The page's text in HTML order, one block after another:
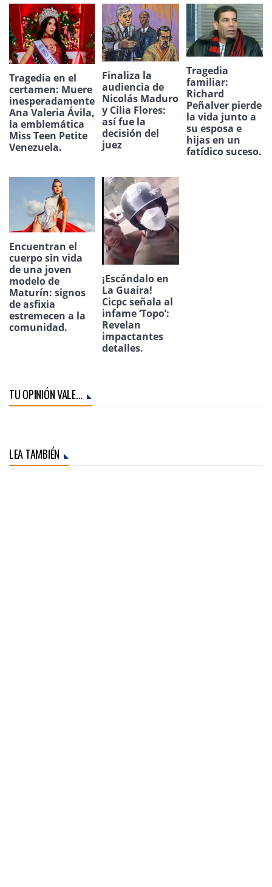
Tragedia en el
certamen: Muere
inesperadamente
Ana Valeria Ávila,
la emblemática
Miss Teen Petite
Venezuela.
Finaliza la
audiencia de
Nicolás Maduro
y Cilia Flores:
así fue la
decisión del
juez
Tragedia
familiar:
Richard
Peñalver pierde
la vida junto a
su esposa e
hijas en un
fatídico suceso.
Encuentran el
cuerpo sin vida
de una joven
modelo de
Maturín: signos
de asfixia
estremecen a la
comunidad.
¡Escándalo en
La Guaira!
Cicpc señala al
infame ‘Topo’:
Revelan
impactantes
detalles.
TU OPINIÓN VALE...
LEA TAMBIÉN